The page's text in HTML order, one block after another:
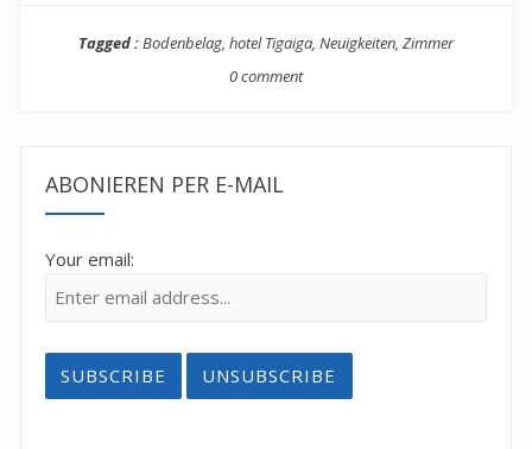
Tagged :Bodenbelag, hotel Tigaiga, Neuigkeiten, Zimmer
0 comment
ABONIEREN PER E-MAIL
Your email: